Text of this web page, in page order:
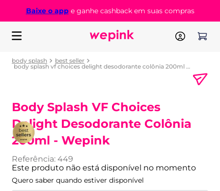
Baixe o appe ganhe cashback em suas compras
body splash
best seller
body splash vf choices delight desodorante colônia 200ml - wepink
Body Splash VF Choices
Delight Desodorante Colônia
200ml - Wepink
Referência: 449
Este produto não está disponível no momento
Quero saber quando estiver disponível